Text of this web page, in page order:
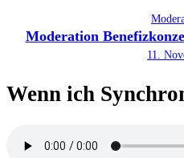
Moderation
11.
Wenn ich